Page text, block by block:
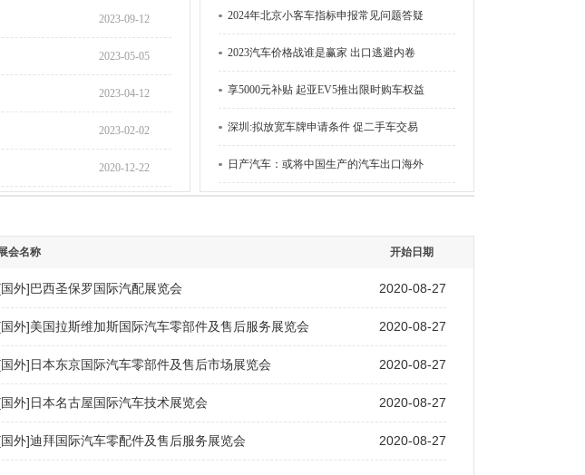
2023-09-12
2023-05-05
2023-04-12
2023-02-02
2020-12-22
2024年北京小客车指标申报常见问题答疑
2023汽车价格战谁是赢家 出口逃避内卷
享5000元补贴 起亚EV5推出限时购车权益
深圳:拟放宽车牌申请条件 促二手车交易
日产汽车：或将中国生产的汽车出口海外
会名称 开始日期
国外] 巴西圣保罗国际汽配展览会 2020-08-27
国外]美国拉斯维加斯国际汽车零部件及售后服务展览会 2020-08-27
国外] 日本东京国际汽车零部件及售后市场展览会 2020-08-27
国外] 日本名古屋国际汽车技术展览会 2020-08-27
国外]迪拜国际汽车零配件及售后服务展览会 2020-08-27